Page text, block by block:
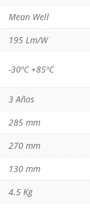
Mean Well
195 Lm/W
-30ºC +85ºC
3 Años
285 mm
270 mm
130 mm
4.5 Kg